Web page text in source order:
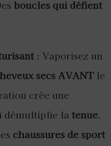
boucles qui défient
: Vaporisez un
secsAVANT le
crée une
démultiplie la tenue.
chaussures de sport